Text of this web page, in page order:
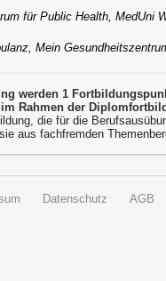
für Public Health, MedUni
Mein
werden 1
Rahmen der
die für die
aus fachfremden
Datenschutz AGB